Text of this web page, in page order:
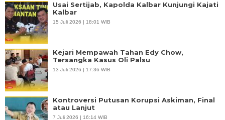
Usai Sertijab, Kapolda Kalbar Kunjungi Kajati
Kalbar
15 Juli 2026 | 18:01 WIB
Kejari Mempawah Tahan Edy Chow,
Tersangka Kasus Oli Palsu
13 Juli 2026 | 17:36 WIB
Kontroversi Putusan Korupsi Askiman, Final
atau Lanjut
7 Juli 2026 | 16:14 WIB